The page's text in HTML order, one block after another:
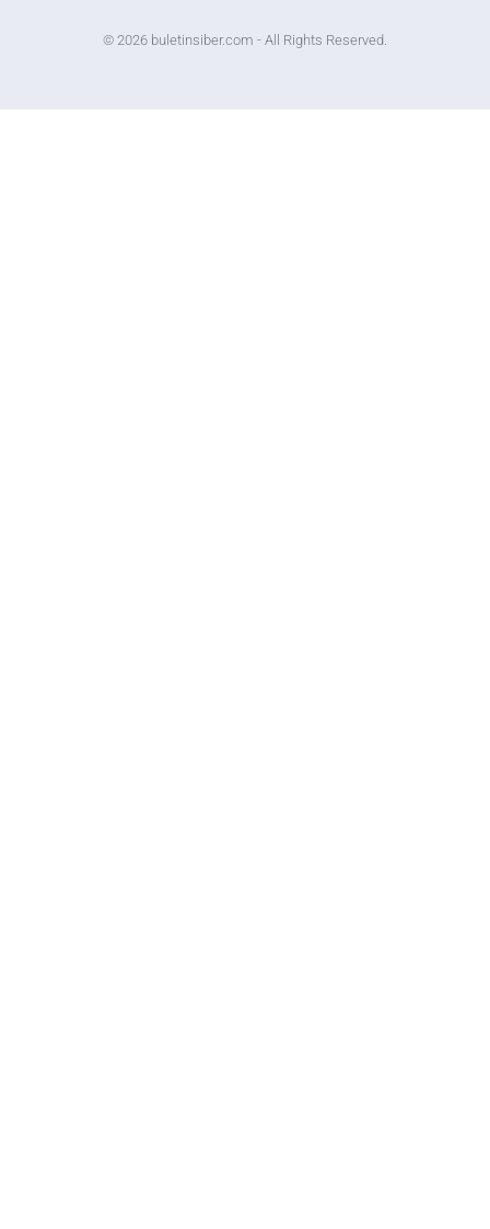
© 2026 buletinsiber.com - All Rights Reserved.